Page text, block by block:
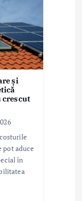
și
crescut
pot aduce
în